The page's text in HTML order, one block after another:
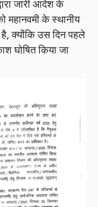
जारी आदेश के
महानवमी के स्थानीय
क्योंकि उस दिन पहले
घोषित किया जा